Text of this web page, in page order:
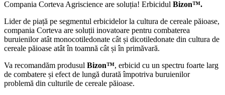
Compania Corteva Agriscience are soluția! Erbicidul Bizon™.
Lider de piață pe segmentul erbicidelor la cultura de cereale păioase,
compania Corteva are soluții inovatoare pentru combaterea
buruienilor atât monocotiledonate cât și dicotiledonate din cultura de
cereale păioase atât în toamnă cât și în primăvară.
Va recomandăm produsul Bizon™, erbicid cu un spectru foarte larg
de combatere și efect de lungă durată împotriva buruienilor
problemă din culturile de cereale păioase.